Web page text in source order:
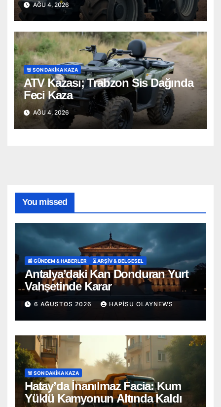
AĞU 4, 2026
🚨 SON DAKİKA KAZA
ATV Kazası; Trabzon Sis Dağında
Feci Kaza
AĞU 4, 2026
You missed
📰 GÜNDEM & HABERLER ⏳ ARŞİV & BELGESEL
Antalya’daki Kan Donduran Yurt
Vahşetinde Karar
6 AĞUSTOS 2026 HAPISU OLAYNEWS
🚨 SON DAKİKA KAZA
Hatay’da İnanılmaz Facia: Kum
Yüklü Kamyonun Altında Kaldı